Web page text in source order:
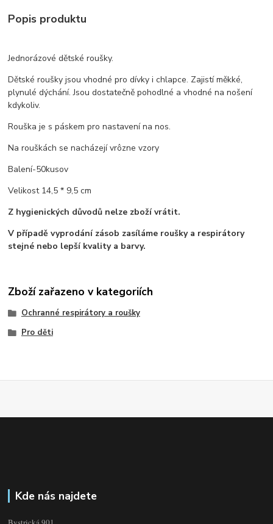
Popis produktu
Jednorázové dětské roušky.
Dětské roušky jsou vhodné pro dívky i chlapce. Zajistí měkké,
plynulé dýchání. Jsou dostatečně pohodlné a vhodné na nošení
kdykoliv.
Rouška je s páskem pro nastavení na nos.
Na rouškách se nacházejí vrôzne vzory
Balení-50kusov
Velikost 14,5 * 9,5 cm
Z hygienických důvodů nelze zboží vrátit.
V případě vyprodání zásob zasíláme roušky a respirátory
stejné nebo lepší kvality a barvy.
Zboží zařazeno v kategoriích
Ochranné respirátory a roušky
Pro děti
Kde nás najdete